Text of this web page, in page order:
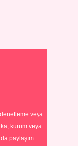
veya
kurum veya
paylaşım